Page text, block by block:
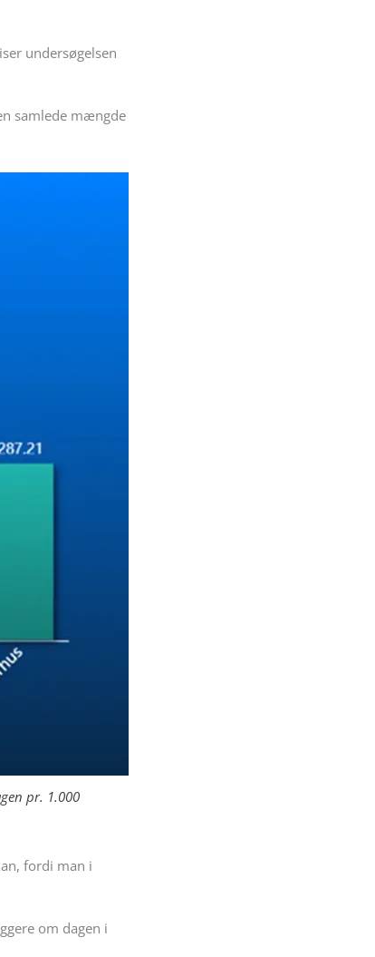
undersøgelsen
samlede mængde
pr. 1.000
fordi man i
om dagen i